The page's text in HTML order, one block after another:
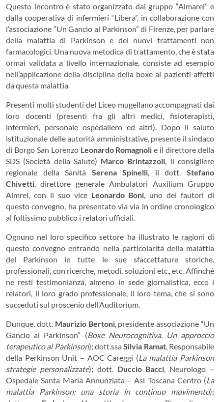
Questo incontro è stato organizzato dal gruppo “Almarei” e
dalla cooperativa di infermieri “Libera”, in collaborazione con
l’associazione “Un Gancio al Parkinson” di Firenze, per parlare
della malattia di Parkinson e dei nuovi trattamenti non
farmacologici. Una nuova metodica di trattamento, che è stata
ormai validata a livello internazionale, consiste ad esempio
nell’applicazione della disciplina della boxe ai pazienti affetti
da questa malattia.
Presenti molti studenti del Liceo mugellano accompagnati dai
loro docenti (presenti fra gli altri medici, fisioterapisti,
infermieri, personale ospedaliero ed altri). Dopo il saluto
istituzionale delle autorità amministrative, presente il sindaco
di Borgo San Lorenzo Leonardo Romagnoli e il direttore della
SDS (Società della Salute) Marco Brintazzoli, il consigliere
regionale della Sanità Serena Spinelli, il dott.Stefano
Chivetti, direttore generale Ambulatori Auxilium Gruppo
Almrei, con il suo vice Leonardo Boni, uno dei fautori di
questo convegno, ha presentato via via in ordine cronologico
al foltissimo pubblico i relatori ufficiali.
Ognuno nel loro specifico settore ha illustrato le ragioni di
questo convegno entrando nella particolarità della malattia
del Parkinson in tutte le sue sfaccettature storiche,
professionali, con ricerche, metodi, soluzioni etc., etc. Affinché
ne resti testimonianza, almeno in sede giornalistica, ecco i
relatori, il loro grado professionale, il loro tema, che si sono
succeduti sul proscenio dell’Auditorium.
Dunque, dott. Maurizio Bertoni, presidente associazione “Un
Gancio al Parkinson” (Boxe Neurocognitiva. Un approccio
terapeutico al Parkinson); dott.ssaSilvia Ramat, Responsabile
della Perkinson Unit – AOC Careggi (La malattia Parkinson
strategie personalizzate); dott. Duccio Bacci, Neurologo –
Ospedale Santa Maria Annunziata – Asl Toscana Centro (La
malattia Parkinson: una storia in continuo movimento);